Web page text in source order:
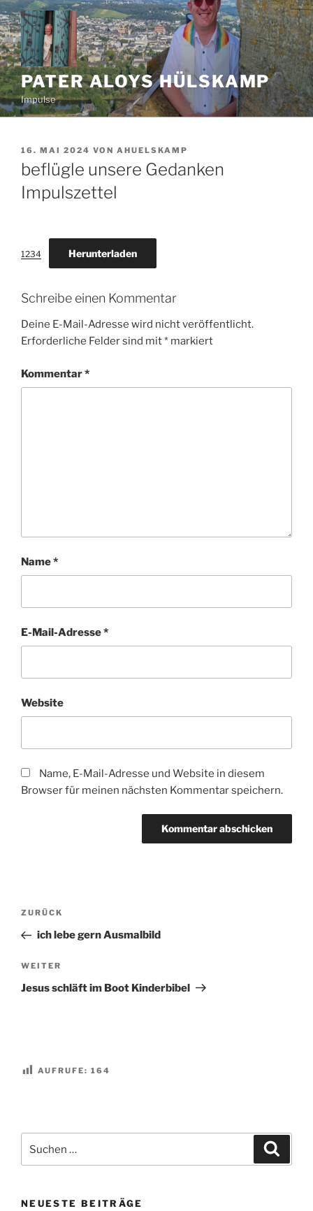
Zum
Inhalt
springen
PATER ALOYS HÜLSKAMP
Impulse
VERÖFFENTLICHT
AM
16. MAI 2024 VON AHUELSKAMP
beflügle unsere Gedanken
Impulszettel
1234 Herunterladen
Schreibe einen Kommentar
Deine E-Mail-Adresse wird nicht veröffentlicht.
Erforderliche Felder sind mit* markiert
Kommentar*
Name*
E-Mail-Adresse*
Website
Name, E-Mail-Adresse und Website in diesem
Browser für meinen nächsten Kommentar speichern.
Beitragsnavigation
Vorheriger
Beitrag
ZURÜCK
ich lebe gern Ausmalbild
Nächster
Beitrag
WEITER
Jesus schläft im Boot Kinderbibel
AUFRUFE: 164
nach:
NEUESTE BEITRÄGE